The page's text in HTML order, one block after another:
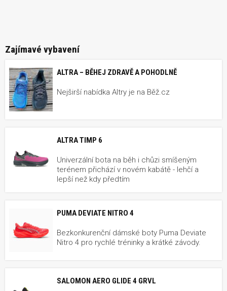
Zajímavé vybavení
ALTRA – BĚHEJ ZDRAVĚ A POHODLNĚ
Nejširší nabídka Altry je na Běž.cz
ALTRA TIMP 6
Univerzální bota na běh i chůzi smíšeným
terénem přichází v novém kabátě - lehčí a
lepší než kdy předtím
PUMA DEVIATE NITRO 4
Bezkonkurenční dámské boty Puma Deviate
Nitro 4 pro rychlé tréninky a krátké závody.
SALOMON AERO GLIDE 4 GRVL